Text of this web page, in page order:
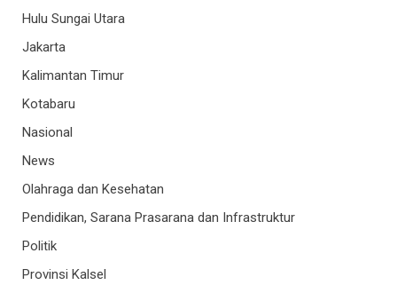
Hulu Sungai Utara
Jakarta
Kalimantan Timur
Kotabaru
Nasional
News
Olahraga dan Kesehatan
Pendidikan, Sarana Prasarana dan Infrastruktur
Politik
Provinsi Kalsel